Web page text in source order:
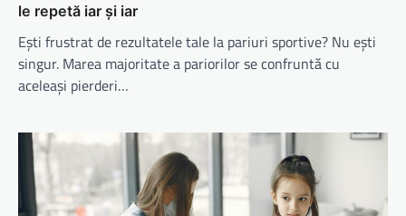
le repetă iar și iar
Ești frustrat de rezultatele tale la pariuri sportive? Nu ești
singur. Marea majoritate a pariorilor se confruntă cu
aceleași pierderi…